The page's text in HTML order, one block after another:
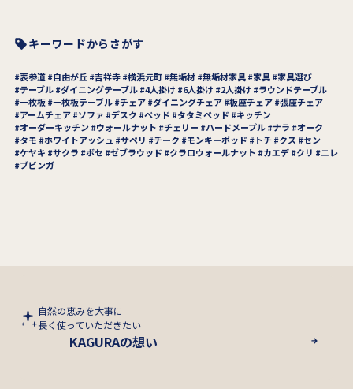
キーワードからさがす
表参道 自由が丘 吉祥寺 横浜元町 無垢材 無垢材家具 家具 家具選び
テーブル ダイニングテーブル 4人掛け 6人掛け 2人掛け
ラウンドテーブル
一枚板 一枚板テーブル チェア ダイニングチェア 板座チェア 張座チェア
アームチェア
ソファ デスク ベッド タタミベッド
キッチン
オーダーキッチン
ウォールナット チェリー ハードメープル ナラ
オーク
タモ
ホワイトアッシュ サペリ チーク モンキーポッド トチ クス
セン
ケヤキ
サクラ ボセ ゼブラウッド クラロウォールナット カエデ クリ
ニレ
ブビンガ
自然の恵みを大事に
長く使っていただきたい
KAGURAの想い